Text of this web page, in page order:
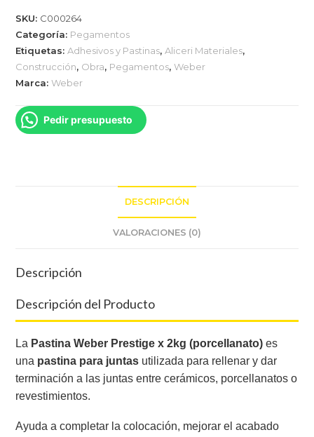
SKU: C000264
Categoría: Pegamentos
Etiquetas: Adhesivos y Pastinas, Aliceri Materiales,
Construcción, Obra, Pegamentos,Weber
Marca:Weber
Pedir presupuesto
DESCRIPCIÓN
VALORACIONES (0)
Descripción
Descripción del Producto
La Pastina Weber Prestige x 2kg (porcellanato) es
una pastina para juntas utilizada para rellenar y dar
terminación a las juntas entre cerámicos, porcellanatos o
revestimientos.
Ayuda a completar la colocación, mejorar el acabado